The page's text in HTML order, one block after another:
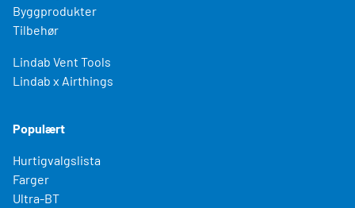
Byggprodukter
Tilbehør
Lindab Vent Tools
Lindab x Airthings
Populært
Hurtigvalgslista
Farger
Ultra-BT